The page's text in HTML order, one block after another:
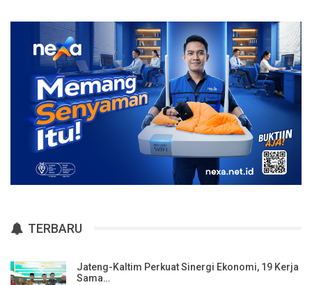
TERBARU
Jateng-Kaltim Perkuat Sinergi Ekonomi, 19 Kerja
Sama…